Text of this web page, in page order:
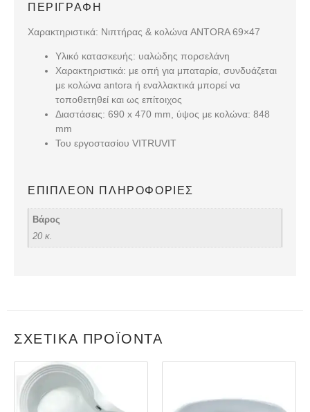
ΠΕΡΙΓΡΑΦΉ
Χαρακτηριστικά: Νιπτήρας & κολώνα ANTORA 69×47
Υλικό κατασκευής: υαλώδης πορσελάνη
Χαρακτηριστικά: με οπή για μπαταρία, συνδυάζεται
με κολώνα antora ή εναλλακτικά μπορεί να
τοποθετηθεί και ως επίτοιχος
Διαστάσεις: 690 x 470 mm, ύψος με κολώνα: 848
mm
Του εργοστασίου VITRUVIT
ΕΠΙΠΛΈΟΝ ΠΛΗΡΟΦΟΡΊΕΣ
Βάρος
20 κ.
ΣΧΕΤΙΚΆ ΠΡΟΪΌΝΤΑ